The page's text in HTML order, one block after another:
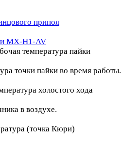
припоя
MX-H1-AV
температура пайки
точки пайки во время работы.
холостого хода
в воздухе.
(точка Кюри)